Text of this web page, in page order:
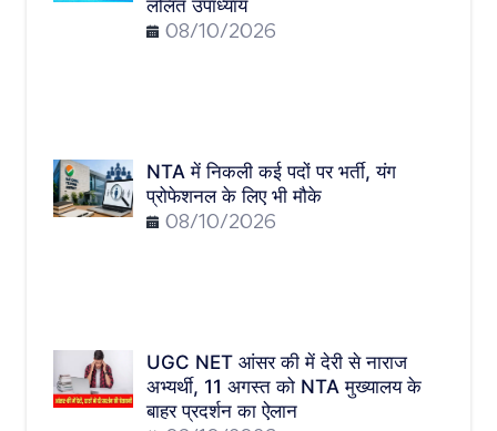
ललित उपाध्याय
08/10/2026
NTA में निकली कई पदों पर भर्ती, यंग
प्रोफेशनल के लिए भी मौके
08/10/2026
UGC NET आंसर की में देरी से नाराज
अभ्यर्थी, 11 अगस्त को NTA मुख्यालय के
बाहर प्रदर्शन का ऐलान